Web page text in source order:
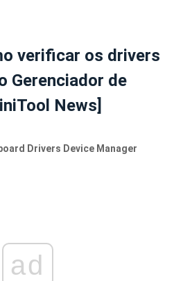
verificar os drivers
Gerenciador de
News]
Drivers Device Manager
ad